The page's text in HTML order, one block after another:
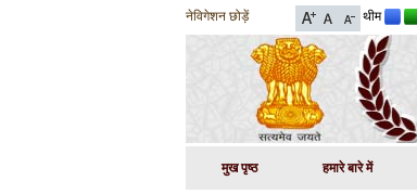
नेविगेशन छोड़ें थीम
मुख पृष्ठ हमारे बारे में